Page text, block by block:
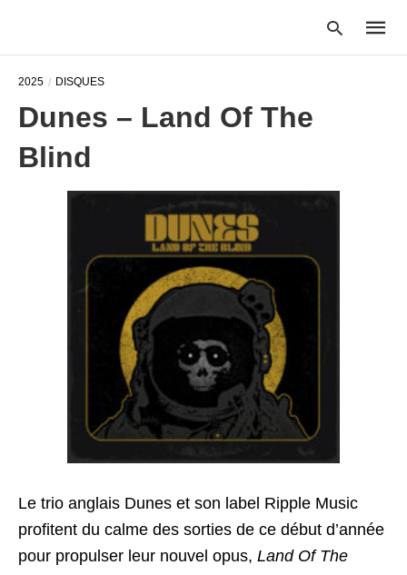
2025 DISQUES
Dunes – Land Of The
Blind
Le trio anglais Dunes et son label Ripple Music
profitent du calme des sorties de ce début d’année
pour propulser leur nouvel opus, Land Of The